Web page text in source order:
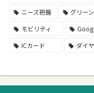
ニーズ把握
グリー
モビリティ
ICカード
ダイヤ